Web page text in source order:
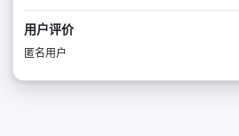
用户评价
匿名用户